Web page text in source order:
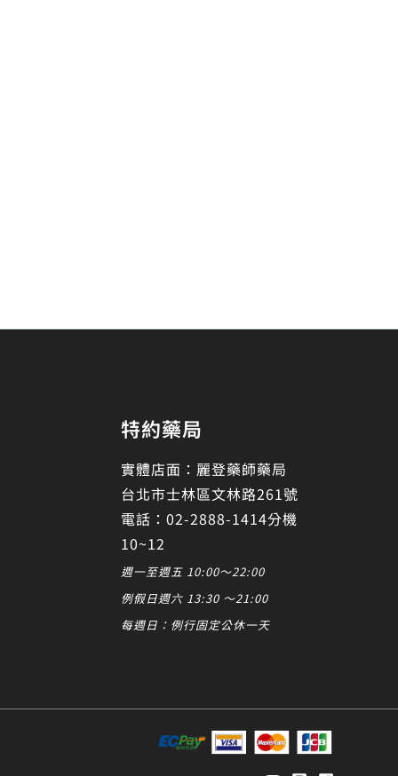
特約藥局
實體店面：麗登藥師藥局
台北市士林區文林路261號
電話：02-2888-1414分機
10~12
週一至週五 10:00～22:00
例假日週六 13:30 ～21:00
每週日：例行固定公休一天